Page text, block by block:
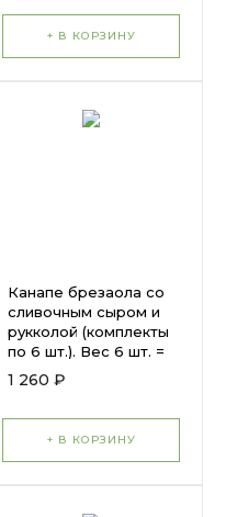
+ В КОРЗИНУ
Канапе брезаола со
сливочным сыром и
рукколой (комплекты
по 6 шт.). Вес 6 шт. =
150г
1 260 ₽
+ В КОРЗИНУ